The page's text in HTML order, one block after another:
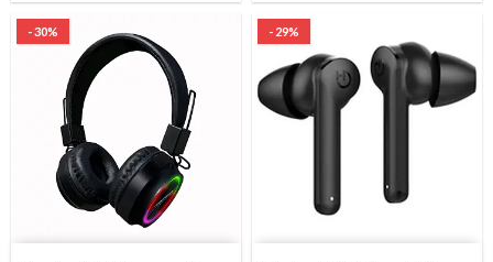
- 30% - 29%